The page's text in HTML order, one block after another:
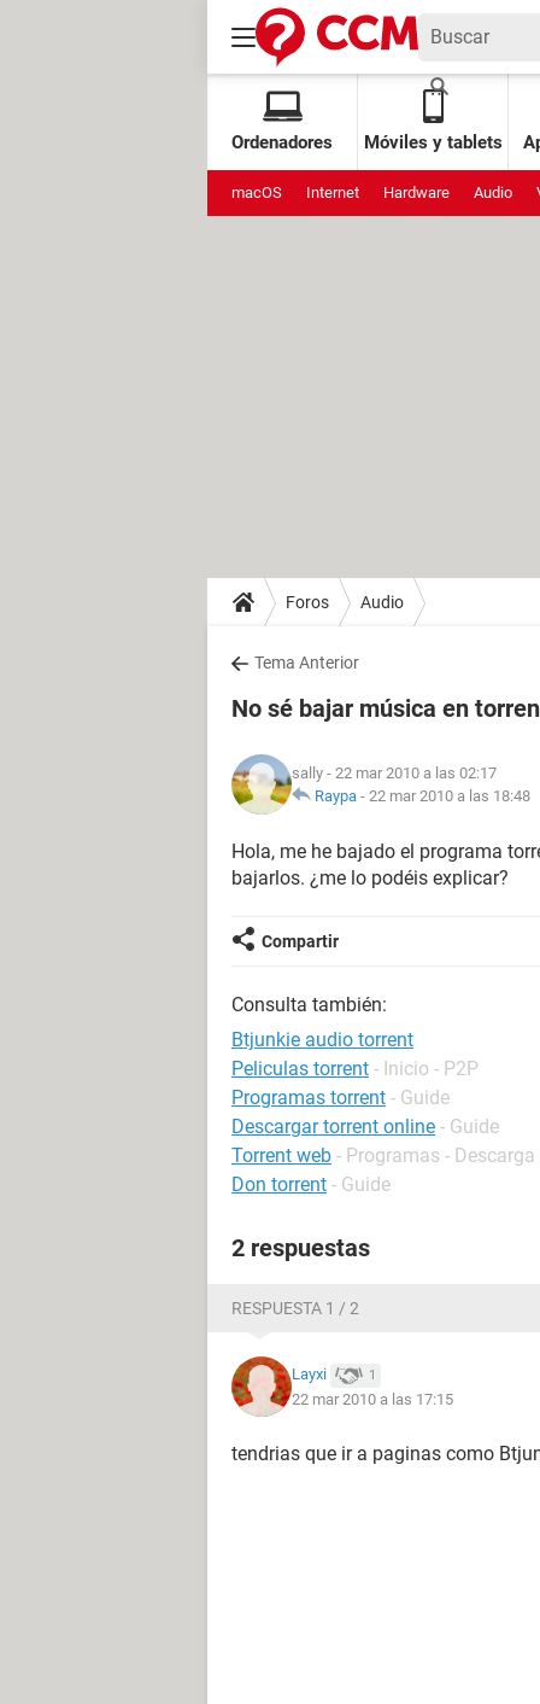
Ordenadores Móviles y tablets
macOS Internet Hardware Audio
Foros Audio
Tema Anterior
No sé bajar música en
sally - 22 mar 2010 a las 02:17
Raypa - 22 mar 2010 a las 18:48
Hola, me he bajado el programa
bajarlos. ¿me lo podéis explicar?
Compartir
Consulta también:
Btjunkie audio torrent
Peliculas torrent - Inicio - P2P
Programas torrent - Guide
Descargar torrent online - Guide
Torrent web - Programas -
Don torrent - Guide
2 respuestas
RESPUESTA 1 / 2
Layxi 1
22 mar 2010 a las 17:15
tendrias que ir a paginas como